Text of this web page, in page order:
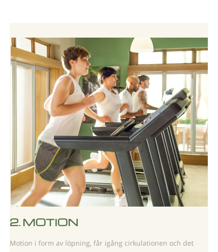
2. MOTION
Motion i form av löpning, får igång cirkulationen och det